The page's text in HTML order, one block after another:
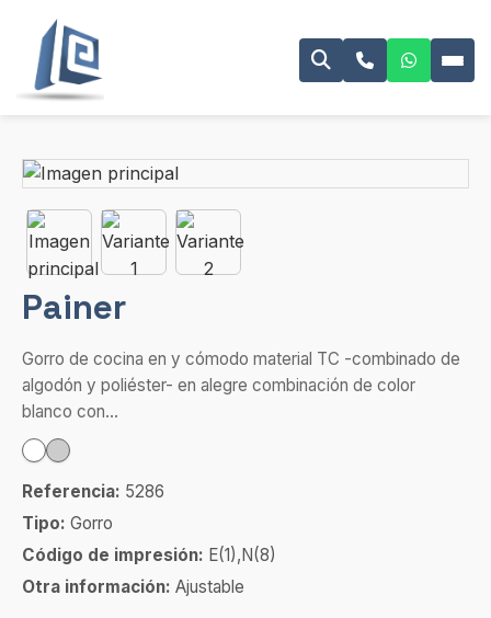
Painer
Gorro de cocina en y cómodo material TC -combinado de
algodón y poliéster- en alegre combinación de color
blanco con...
Referencia: 5286
Tipo: Gorro
Código de impresión: E(1),N(8)
Otra información: Ajustable